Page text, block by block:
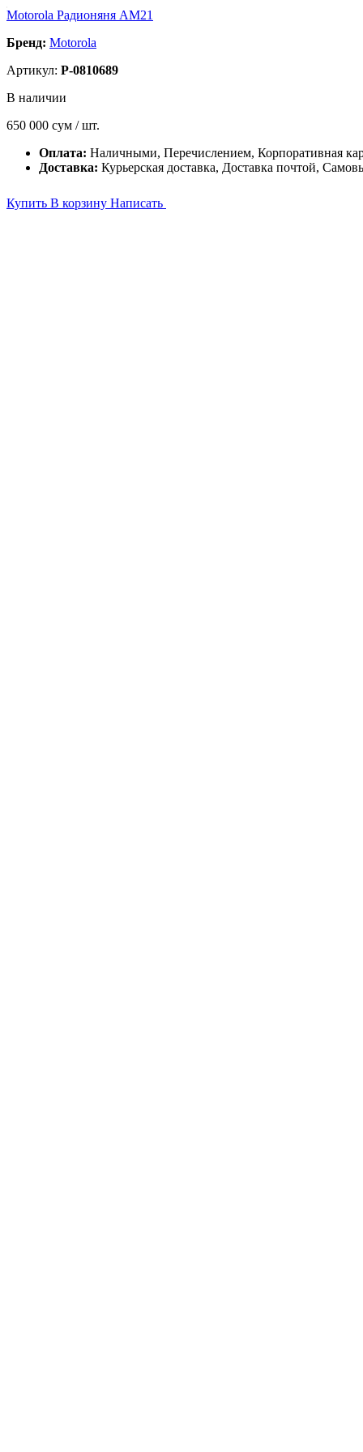
Motorola Радионяня AM21
Бренд: Motorola
Артикул: P-0810689
В наличии
650 000 сум / шт.
Оплата: Наличными, Перечислением, Корпоративная
Доставка: Курьерская доставка, Доставка почтой,
Купить В корзину Написать